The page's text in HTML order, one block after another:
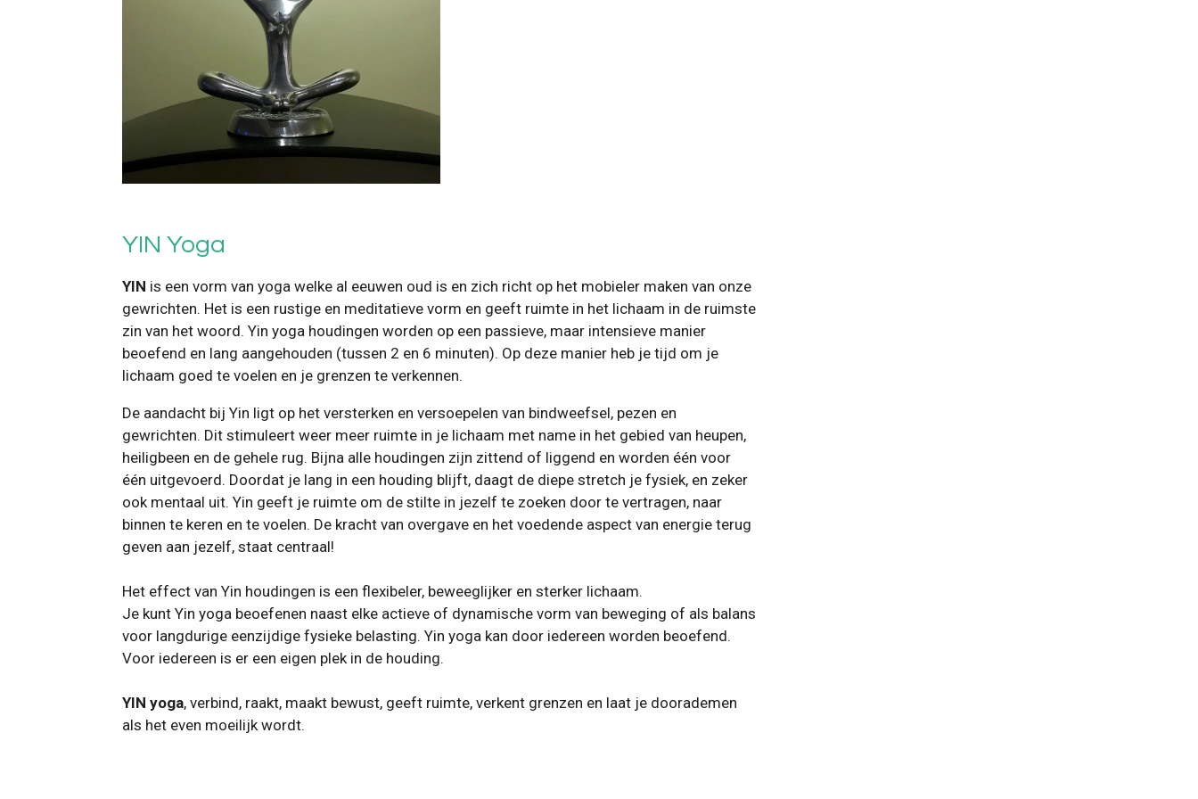
YIN Yoga
YIN is een vorm van yoga welke al eeuwen oud is en zich richt op het mobieler maken van onze
gewrichten. Het is een rustige en meditatieve vorm en geeft ruimte in het lichaam in de ruimste
zin van het woord. Yin yoga houdingen worden op een passieve, maar intensieve manier
beoefend en lang aangehouden (tussen 2 en 6 minuten). Op deze manier heb je tijd om je
lichaam goed te voelen en je grenzen te verkennen.
De aandacht bij Yin ligt op het versterken en versoepelen van bindweefsel, pezen en
gewrichten. Dit stimuleert weer meer ruimte in je lichaam met name in het gebied van heupen,
heiligbeen en de gehele rug. Bijna alle houdingen zijn zittend of liggend en worden één voor
één uitgevoerd. Doordat je lang in een houding blijft, daagt de diepe stretch je fysiek, en zeker
ook mentaal uit. Yin geeft je ruimte om de stilte in jezelf te zoeken door te vertragen, naar
binnen te keren en te voelen. De kracht van overgave en het voedende aspect van energie terug
geven aan jezelf, staat centraal!
​Het effect van Yin houdingen is een flexibeler, beweeglijker en sterker lichaam.
Je kunt Yin yoga beoefenen naast elke actieve of dynamische vorm van beweging of als balans
voor langdurige eenzijdige fysieke belasting. Yin yoga kan door iedereen worden beoefend.
Voor iedereen is er een eigen plek in de houding.
YIN yoga, verbind, raakt, maakt bewust, geeft ruimte, verkent grenzen en laat je doorademen
als het even moeilijk wordt.